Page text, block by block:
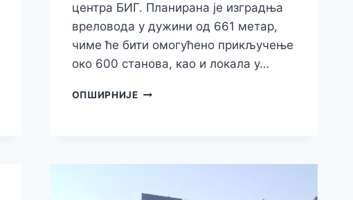
центра БИГ. Планирана је изградња
вреловода у дужини од 661 метар,
чиме ће бити омогућено прикључење
око 600 станова, као и локала у…
ОПШИРНИЈЕПОЧЕЛИ
ЗА
СТАМБЕНО-